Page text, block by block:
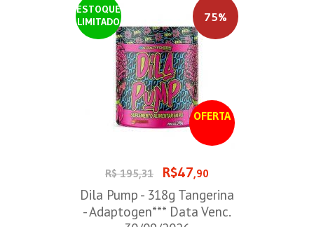
ESTOQUE
LIMITADO
OFERTA
75%
R$ 195,31 R$47,90
Dila Pump - 318g Tangerina
- Adaptogen*** Data Venc.